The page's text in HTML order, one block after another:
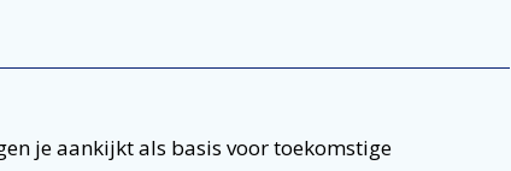
je aankijkt als basis voor toekomstige